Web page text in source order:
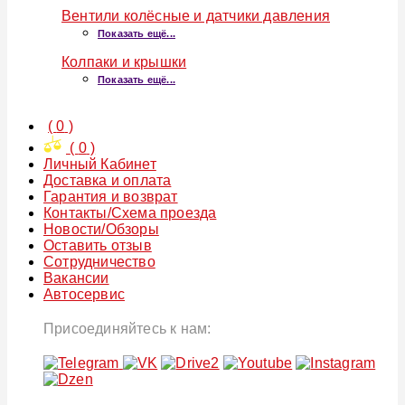
Вентили колёсные и датчики давления
Показать ещё...
Колпаки и крышки
Показать ещё...
(0 )
( 0)
Личный Кабинет
Доставка и оплата
Гарантия и возврат
Контакты/Схема проезда
Новости/Обзоры
Оставить отзыв
Сотрудничество
Вакансии
Автосервис
Присоединяйтесь к нам: